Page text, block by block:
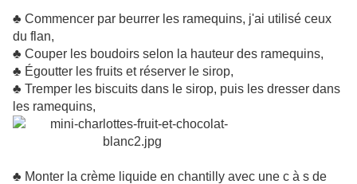
♣ Commencer par beurrer les ramequins, j'ai utilisé ceux
du flan,
♣ Couper les boudoirs selon la hauteur des ramequins,
♣ Égoutter les fruits et réserver le sirop,
♣ Tremper les biscuits dans le sirop, puis les dresser dans
les ramequins,
♣ Monter la crème liquide en chantilly avec une c à s de